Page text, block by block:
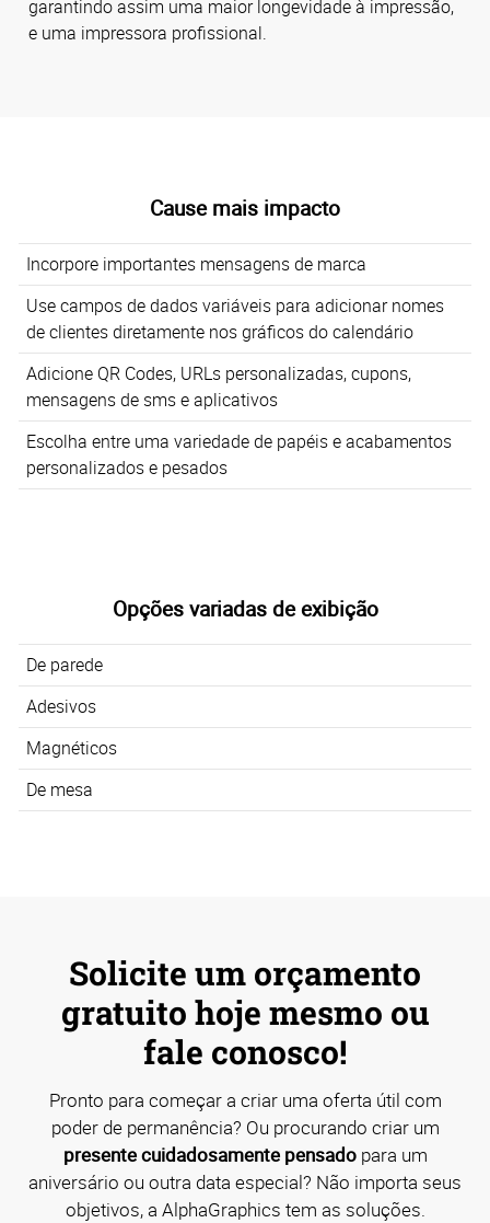
garantindo assim uma maior longevidade à impressão,
e uma impressora profissional.
Cause mais impacto
Incorpore importantes mensagens de marca
Use campos de dados variáveis para adicionar nomes
de clientes diretamente nos gráficos do calendário
Adicione QR Codes, URLs personalizadas, cupons,
mensagens de sms e aplicativos
Escolha entre uma variedade de papéis e acabamentos
personalizados e pesados
Opções variadas de exibição
De parede
Adesivos
Magnéticos
De mesa
Solicite um orçamento
gratuito hoje mesmo ou
fale conosco!
Pronto para começar a criar uma oferta útil com
poder de permanência? Ou procurando criar um
presente cuidadosamente pensadopara um
aniversário ou outra data especial? Não importa seus
objetivos, a AlphaGraphics tem as soluções.